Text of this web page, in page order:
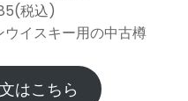
税込)
ウイスキー用の中古樽
はこちら